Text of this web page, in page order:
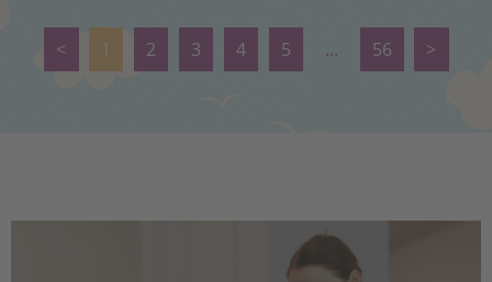
< 1 2 3 4 5 ... 56 >